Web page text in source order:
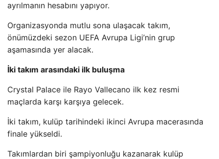
ayrılmanın hesabını yapıyor.
Organizasyonda mutlu sona ulaşacak takım,
önümüzdeki sezon UEFA Avrupa Ligi’nin grup
aşamasında yer alacak.
İki takım arasındaki ilk buluşma
Crystal Palace ile Rayo Vallecano ilk kez resmi
maçlarda karşı karşıya gelecek.
İki takım, kulüp tarihindeki ikinci Avrupa macerasında
finale yükseldi.
Takımlardan biri şampiyonluğu kazanarak kulüp